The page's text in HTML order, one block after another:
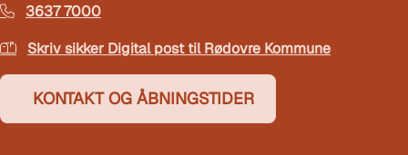
3637 7000
Skriv sikker Digital post til Rødovre Kommune
KONTAKT OG ÅBNINGSTIDER